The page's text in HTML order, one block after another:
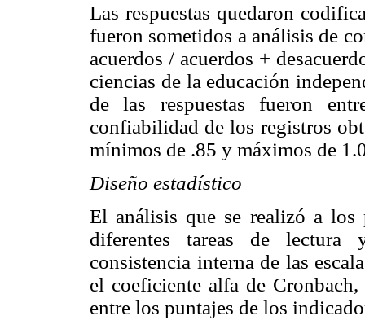
Las respuestas quedaron
fueron sometidos a análisis de
acuerdos / acuerdos +
ciencias de la educación
de las respuestas fueron
confiabilidad de los registros
mínimos de .85 y máximos de
Diseño estadístico
El análisis que se realizó a los
diferentes tareas de lectura
consistencia interna de las
el coeficiente alfa de Cronbach,
entre los puntajes de los